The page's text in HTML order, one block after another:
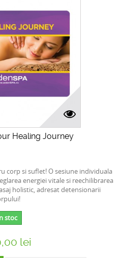
Healing Journey
corp si suflet! O sesiune individuala
energiei vitale si reechilibrarea
holistic, adresat detensionarii
stoc
lei